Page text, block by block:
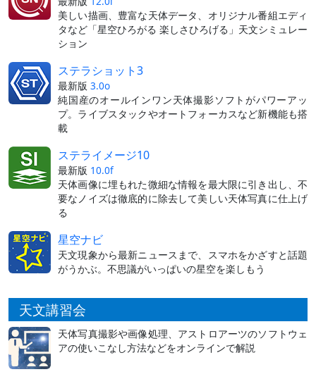
美しい描画、豊富な天体データ、オリジナル番組エディ
タなど「星空ひろがる 楽しさひろげる」天文シミュレー
ション
ステラショット3
最新版 3.0o
純国産のオールインワン天体撮影ソフトがパワーアッ
プ。ライブスタックやオートフォーカスなど新機能も搭
載
ステライメージ10
最新版 10.0f
天体画像に埋もれた微細な情報を最大限に引き出し、不
要なノイズは徹底的に除去して美しい天体写真に仕上げ
る
星空ナビ
天文現象から最新ニュースまで、スマホをかざすと話題
がうかぶ。不思議がいっぱいの星空を楽しもう
天文講習会
天体写真撮影や画像処理、アストロアーツのソフトウェ
アの使いこなし方法などをオンラインで解説